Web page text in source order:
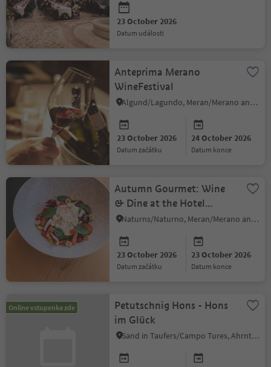
23 October 2026
datum události
Anteprima Merano
WineFestival
Algund/Lagundo, Meran/Merano and environs
23 October 2026
datum začátku
24 October 2026
datum konce
Autumn Gourmet: Wine
& Dine at the Hotel
Prokulus ****s
Naturns/Naturno, Meran/Merano and environs
23 October 2026
datum začátku
23 October 2026
datum konce
Online vstupenka zde
Petutschnig Hons - Hons
im Glück
Sand in Taufers/Campo Tures, Ahrntal/Valle Aurina